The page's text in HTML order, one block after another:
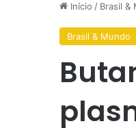
Início / Brasil &
Brasil & Mundo